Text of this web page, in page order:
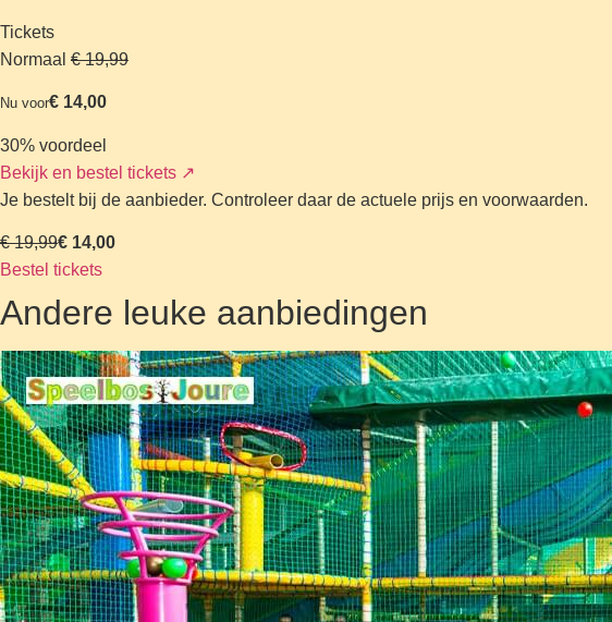
Tickets
Normaal € 19,99
Nu voor€ 14,00
30% voordeel
Bekijk en bestel tickets ↗
Je bestelt bij de aanbieder. Controleer daar de actuele prijs en voorwaarden.
€ 19,99€ 14,00
Bestel tickets
Andere leuke aanbiedingen